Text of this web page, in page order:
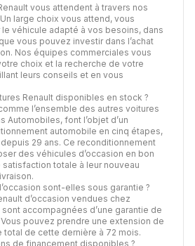
vous attendent à travers nos
large choix vous attend, vous
véhicule adapté à vos besoins, dans
vous pouvez investir dans l’achat
Nos équipes commerciales vous
choix et la recherche de votre
leurs conseils et en vous
Renault disponibles en stock ?
l’ensemble des autres voitures
Automobiles, font l’objet d’un
automobile en cinq étapes,
29 ans. Ce reconditionnement
des véhicules d’occasion en bon
satisfaction totale à leur nouveau
sont-elles sous garantie ?
d’occasion vendues chez
accompagnées d’une garantie de
pouvez prendre une extension de
total de cette dernière à 72 mois.
de financement disponibles ?